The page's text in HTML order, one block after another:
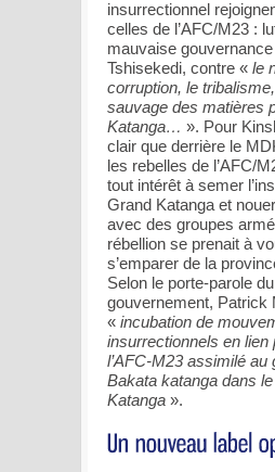
insurrectionnel
celles de l’AFC/M23 :
mauvaise
Tshisekedi, contre « le
corruption, le
sauvage des matières
Katanga… ». Pour
clair que derrière le
les rebelles de l’AFC/
tout intérêt à semer
Grand Katanga et
avec des groupes
rébellion se prenait à
s’emparer de la
Selon le porte-parole du
gouvernement, Patrick
« incubation de
insurrectionnels en lien
l’AFC-M23 assimilé au
Bakata katanga dans
Katanga ».